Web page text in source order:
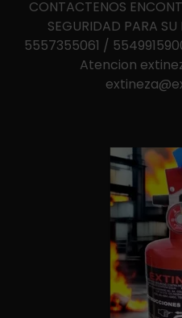
CONTACTENOS
SEGURIDAD PARA SU
5557355061 /
Atencion